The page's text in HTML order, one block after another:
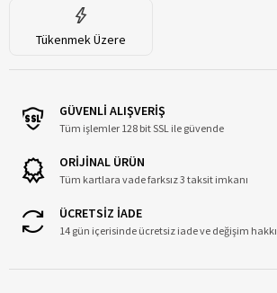
Tükenmek Üzere
GÜVENLİ ALIŞVERİŞ
Tüm işlemler 128 bit SSL ile güvende
ORİJİNAL ÜRÜN
Tüm kartlara vade farksız 3 taksit imkanı
ÜCRETSİZ İADE
14 gün içerisinde ücretsiz iade ve değişim hakkı